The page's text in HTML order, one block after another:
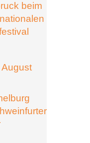
beim